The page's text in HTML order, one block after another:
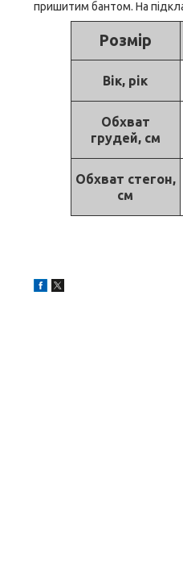
пришитим бантом. На
Розмір
Вік, рік
Обхват
грудей, см
Обхват стегон,
см